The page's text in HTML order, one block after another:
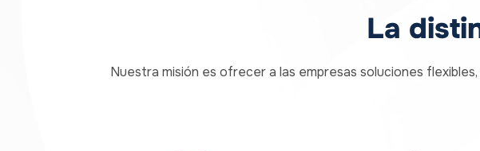
La
Nuestra misión es ofrecer a las empresas soluciones